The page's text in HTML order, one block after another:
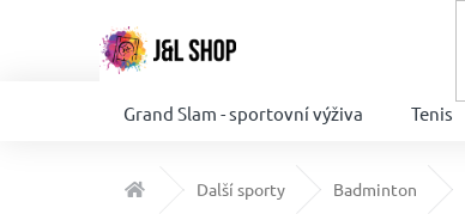
Grand Slam - sportovní výživa Tenis
Domů Další sporty Badminton